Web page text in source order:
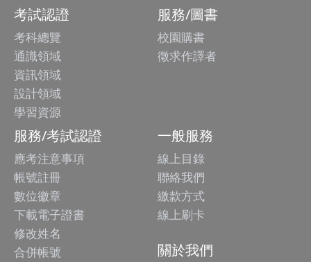
考試認證
考科總覽
通識領域
資訊領域
設計領域
學習資源
服務/圖書
校園購書
徵求作譯者
服務/考試認證
應考注意事項
帳號註冊
數位徽章
下載電子證書
修改姓名
合併帳號
一般服務
線上目錄
聯絡我們
繳款方式
線上刷卡
關於我們